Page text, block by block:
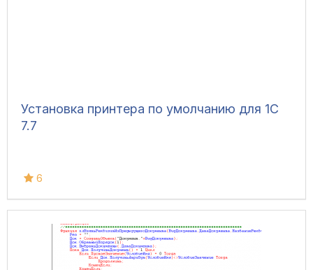
Установка принтера по умолчанию для 1С
7.7
6